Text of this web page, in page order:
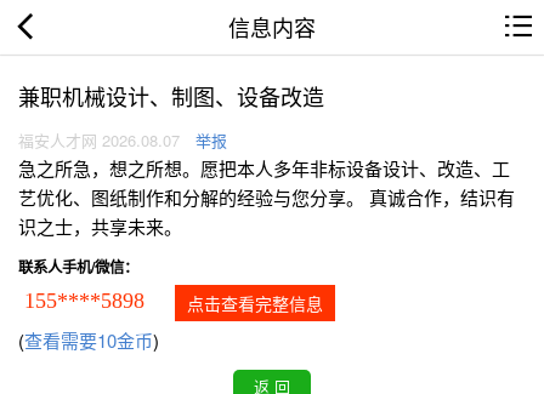
信息内容
兼职机械设计、制图、设备改造
福安人才网 2026.08.07 举报
急之所急，想之所想。愿把本人多年非标设备设计、改造、工
艺优化、图纸制作和分解的经验与您分享。 真诚合作，结识有
识之士，共享未来。
联系人手机/微信：
155****5898 点击查看完整信息
(查看需要10金币)